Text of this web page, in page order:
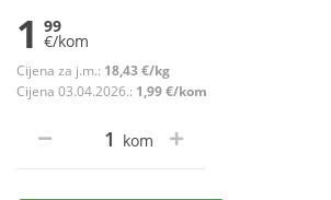
1 99
€/kom
Cijena za j.m.: 18,43 €/kg
Cijena 03.04.2026.: 1,99 €/kom
kom